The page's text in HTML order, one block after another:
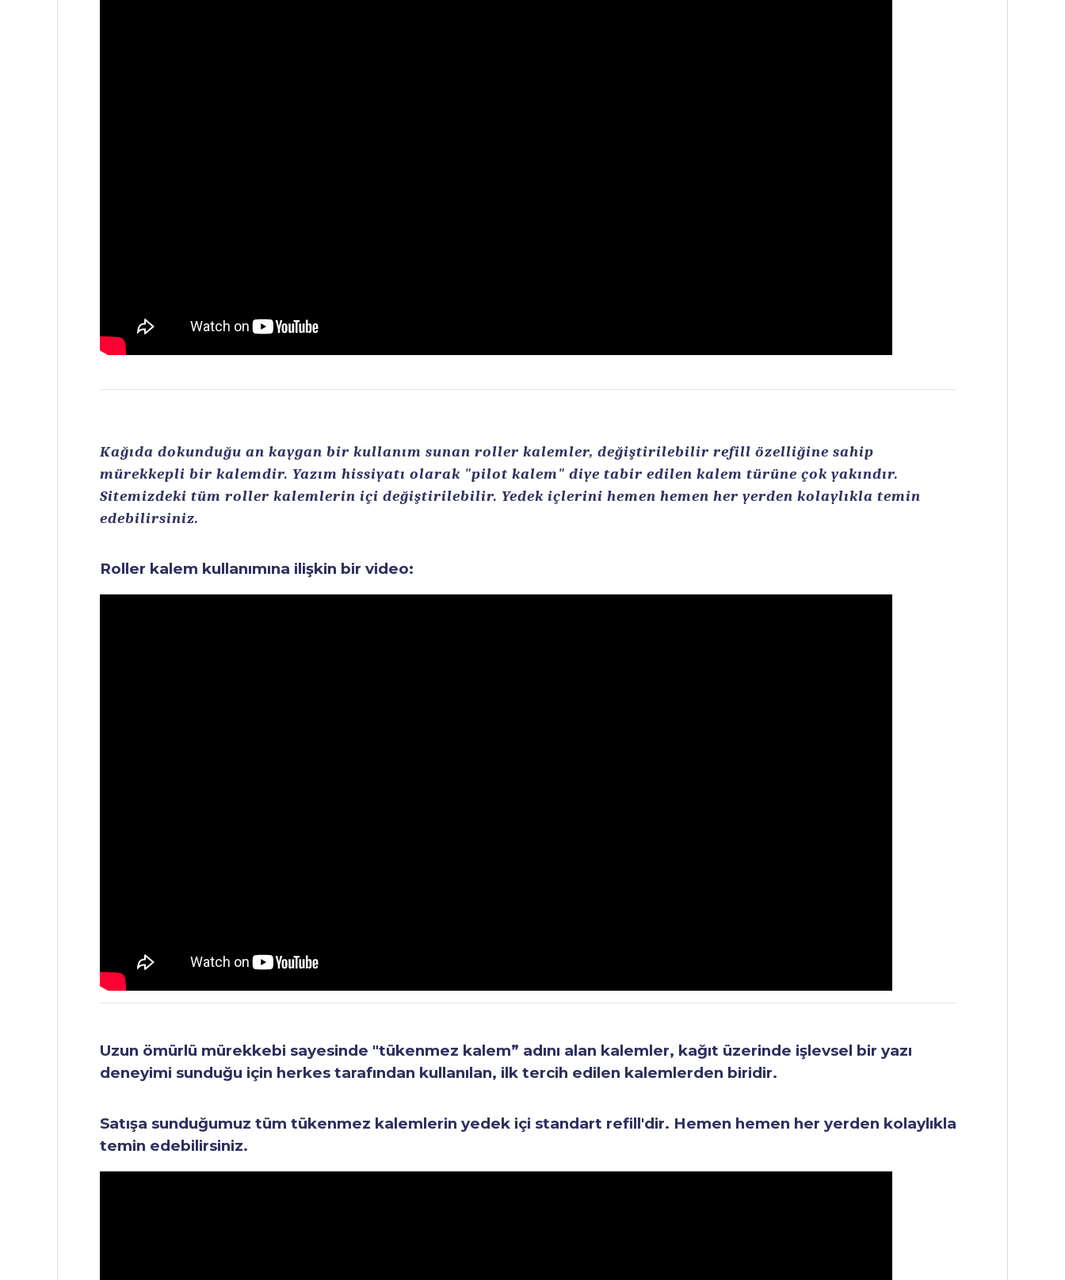
Kağıda dokunduğu an kaygan bir kullanım sunan roller kalemler, değiştirilebilir refill özelliğine sahip
mürekkepli bir kalemdir. Yazım hissiyatı olarak "pilot kalem" diye tabir edilen kalem türüne çok yakındır.
Sitemizdeki tüm roller kalemlerin içi değiştirilebilir. Yedek içlerini hemen hemen her yerden kolaylıkla temin
edebilirsiniz.
Roller kalem kullanımına ilişkin bir video:
Uzun ömürlü mürekkebi sayesinde "tükenmez kalem” adını alan kalemler, kağıt üzerinde işlevsel bir yazı
deneyimi sunduğu için herkes tarafından kullanılan, ilk tercih edilen kalemlerden biridir.
Satışa sunduğumuz tüm tükenmez kalemlerin yedek içi standart refill'dir. Hemen hemen her yerden kolaylıkla
temin edebilirsiniz.